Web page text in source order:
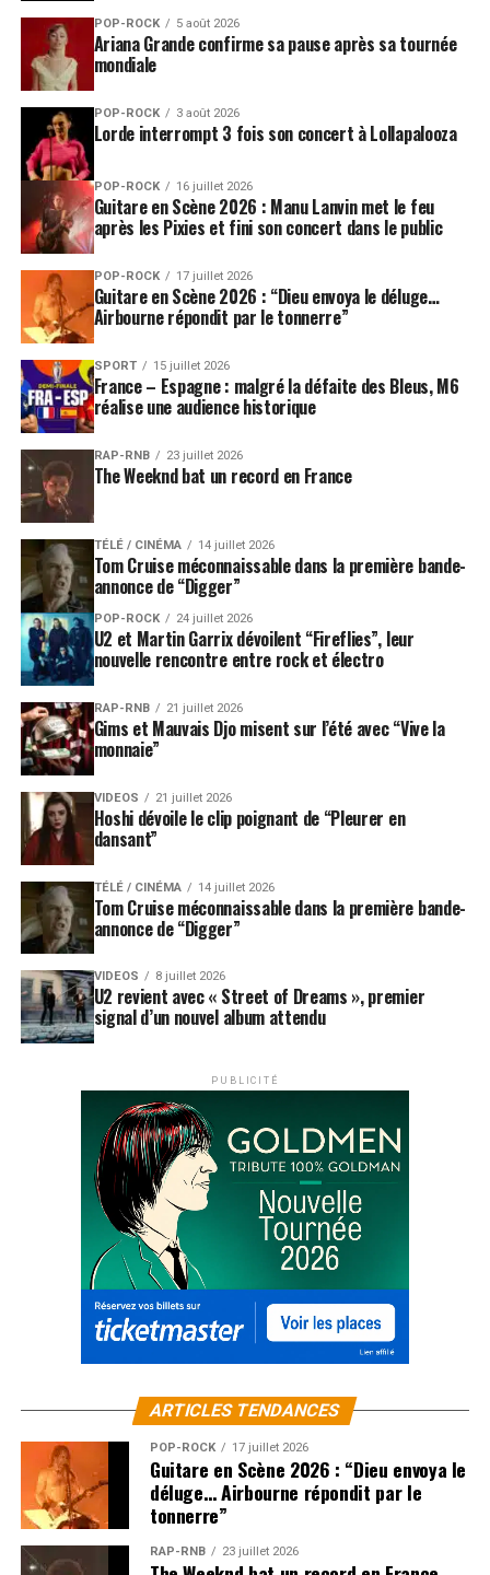
POP-ROCK 5 août 2026
Ariana Grande confirme sa pause après sa tournée
mondiale
POP-ROCK 3 août 2026
Lorde interrompt 3 fois son concert à Lollapalooza
POP-ROCK 16 juillet 2026
Guitare en Scène 2026 : Manu Lanvin met le feu
après les Pixies et fini son concert dans le public
POP-ROCK 17 juillet 2026
Guitare en Scène 2026 : “Dieu envoya le déluge…
Airbourne répondit par le tonnerre”
SPORT 15 juillet 2026
France – Espagne : malgré la défaite des Bleus, M6
réalise une audience historique
RAP-RNB 23 juillet 2026
The Weeknd bat un record en France
TÉLÉ / CINÉMA 14 juillet 2026
Tom Cruise méconnaissable dans la première bande-
annonce de “Digger”
POP-ROCK 24 juillet 2026
U2 et Martin Garrix dévoilent “Fireflies”, leur
nouvelle rencontre entre rock et électro
RAP-RNB 21 juillet 2026
Gims et Mauvais Djo misent sur l’été avec “Vive la
monnaie”
VIDEOS 21 juillet 2026
Hoshi dévoile le clip poignant de “Pleurer en
dansant”
TÉLÉ / CINÉMA 14 juillet 2026
Tom Cruise méconnaissable dans la première bande-
annonce de “Digger”
VIDEOS 8 juillet 2026
U2 revient avec « Street of Dreams », premier
signal d’un nouvel album attendu
PUBLICITÉ
ARTICLES TENDANCES
POP-ROCK 17 juillet 2026
Guitare en Scène 2026 : “Dieu envoya le
déluge… Airbourne répondit par le
tonnerre”
RAP-RNB 23 juillet 2026